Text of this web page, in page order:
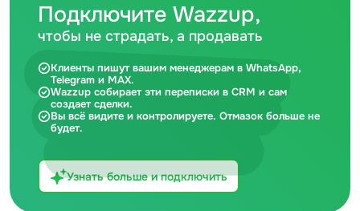
Подключите Wazzup,
чтобы не страдать, а продавать
Клиенты пишут вашим менеджерам в WhatsApp,
Telegram и MAX.
Wazzup собирает эти переписки в CRM и сам
создает сделки.
Вы всё видите и контролируете. Отмазок больше не
будет.
Узнать больше и подключить